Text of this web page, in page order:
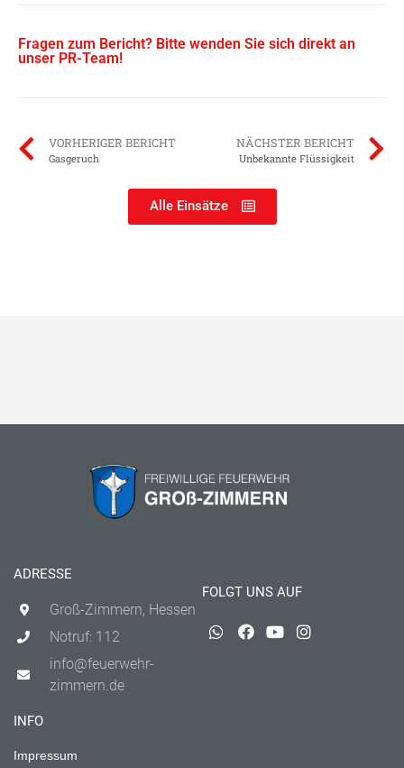
Fragen zum Bericht? Bitte wenden Sie sich direkt an
unser PR-Team!
VORHERIGER BERICHT
Gasgeruch
NÄCHSTER BERICHT
Unbekannte Flüssigkeit
Alle Einsätze
ADRESSE
Groß-Zimmern, Hessen
Notruf: 112
info@feuerwehr-
zimmern.de
FOLGT UNS AUF
INFO
Impressum